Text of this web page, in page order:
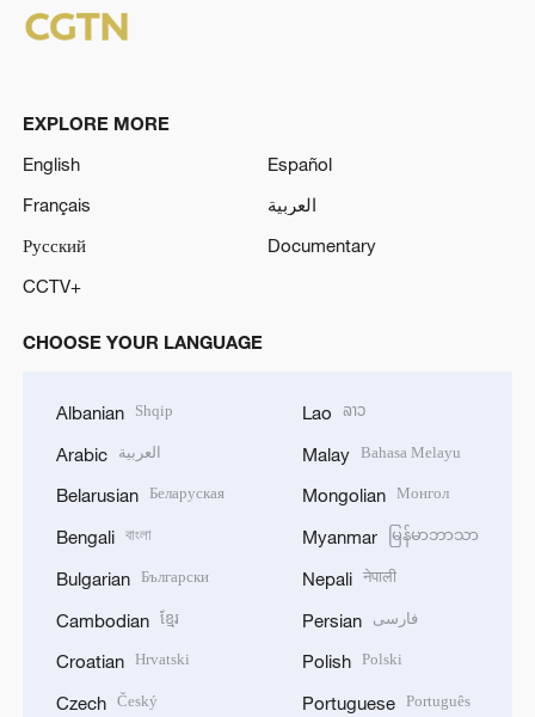
EXPLORE MORE
English
Español
Français
العربية
Русский
Documentary
CCTV+
CHOOSE YOUR LANGUAGE
Albanian Shqip
Arabic العربية
Belarusian Беларуская
Bengali বাংলা
Bulgarian Български
Cambodian ខ្មែរ
Croatian Hrvatski
Czech Český
Lao ລາວ
Malay Bahasa Melayu
Mongolian Монгол
Myanmar မြန်မာဘာသာ
Nepali नेपाली
Persian فارسی
Polish Polski
Portuguese Português